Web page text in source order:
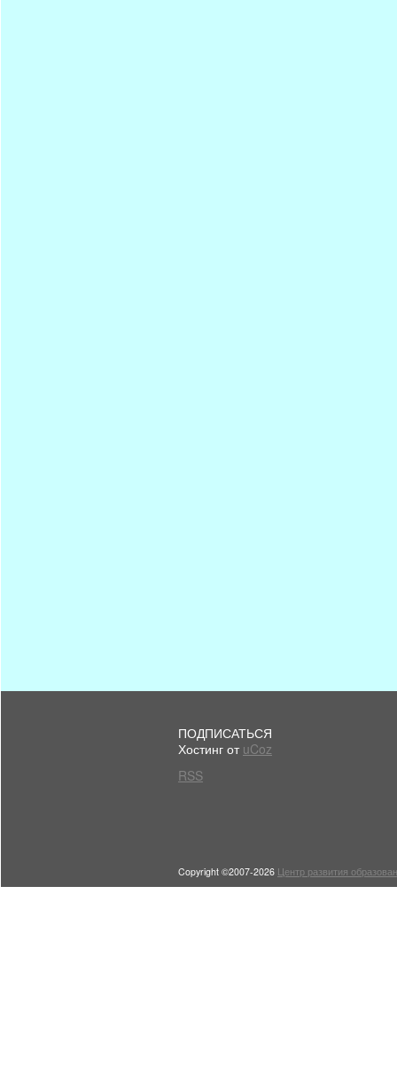
ПОДПИСАТЬСЯ
Хостинг от uCoz
RSS
Copyright ©2007-2026 Центр развития